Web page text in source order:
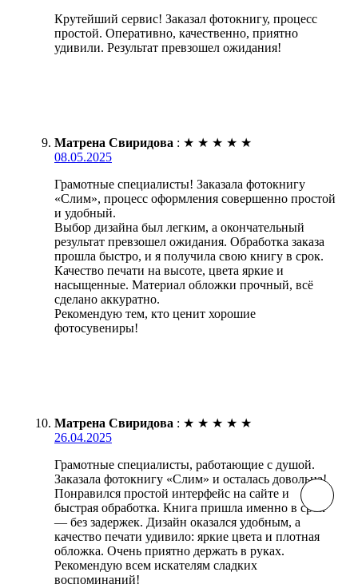
Крутейший сервис! Заказал фотокнигу, процесс
простой. Оперативно, качественно, приятно
удивили. Результат превзошел ожидания!
Матрена Свиридова : ★ ★ ★ ★ ★
08.05.2025
Грамотные специалисты! Заказала фотокнигу
«Слим», процесс оформления совершенно простой
и удобный.
Выбор дизайна был легким, а окончательный
результат превзошел ожидания. Обработка заказа
прошла быстро, и я получила свою книгу в срок.
Качество печати на высоте, цвета яркие и
насыщенные. Материал обложки прочный, всё
сделано аккуратно.
Рекомендую тем, кто ценит хорошие
фотосувениры!
Матрена Свиридова : ★ ★ ★ ★ ★
26.04.2025
Грамотные специалисты, работающие с душой.
Заказала фотокнигу «Слим» и осталась довольна!
Понравился простой интерфейс на сайте и
быстрая обработка. Книга пришла именно в срок
— без задержек. Дизайн оказался удобным, а
качество печати удивило: яркие цвета и плотная
обложка. Очень приятно держать в руках.
Рекомендую всем искателям сладких
воспоминаний!